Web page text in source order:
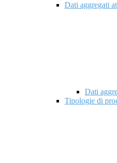
Dati aggregati
Dati
Tipologie di